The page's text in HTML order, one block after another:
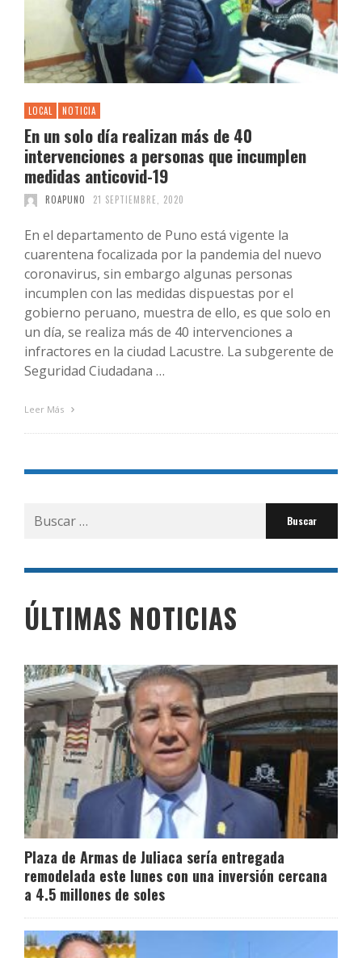
LOCAL NOTICIA
En un solo día realizan más de 40
intervenciones a personas que incumplen
medidas anticovid-19
ROAPUNO 21 SEPTIEMBRE, 2020
En el departamento de Puno está vigente la
cuarentena focalizada por la pandemia del nuevo
coronavirus, sin embargo algunas personas
incumplen con las medidas dispuestas por el
gobierno peruano, muestra de ello, es que solo en
un día, se realiza más de 40 intervenciones a
infractores en la ciudad Lacustre. La subgerente de
Seguridad Ciudadana …
Leer Más
Buscar
por:
ÚLTIMAS NOTICIAS
Plaza de Armas de Juliaca sería entregada
remodelada este lunes con una inversión cercana
a 4.5 millones de soles